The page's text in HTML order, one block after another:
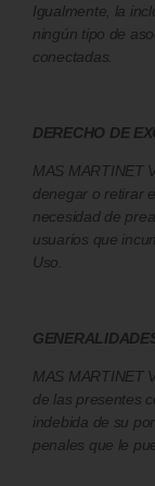
Igualmente, la
ningún tipo de
conectadas.
DERECHO DE
MAS MARTINET
denegar o retirar
necesidad de
usuarios que
Uso.
MAS MARTINET
de las presentes
indebida de su
penales que le